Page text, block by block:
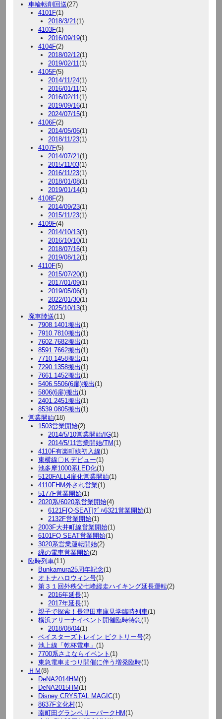
車輪転削回送(27)
4101F(1)
2018/3/21(1)
4103F(1)
2016/09/19(1)
4104F(2)
2018/02/12(1)
2019/02/11(1)
4105F(5)
2014/11/24(1)
2016/01/11(1)
2016/02/11(1)
2019/09/16(1)
2024/07/15(1)
4106F(2)
2014/05/06(1)
2018/11/23(1)
4107F(5)
2014/07/21(1)
2015/11/03(1)
2016/11/23(1)
2018/01/08(1)
2019/01/14(1)
4108F(2)
2014/09/23(1)
2015/11/23(1)
4109F(4)
2014/10/13(1)
2016/10/10(1)
2018/07/16(1)
2019/08/12(1)
4110F(5)
2015/07/20(1)
2017/01/09(1)
2019/05/06(1)
2022/01/30(1)
2025/10/13(1)
廃車陸送(11)
7908.1401搬出(1)
7910.7810搬出(1)
7602.7682搬出(1)
8591.7662搬出(1)
7710.1458搬出(1)
7290.1358搬出(1)
7661.1452搬出(1)
5406.5506(6扉)搬出(1)
5806(6扉)搬出(1)
2401.2451搬出(1)
8539.0805搬出(1)
営業開始(18)
1503営業開始(2)
2014/5/10営業開始/IG(1)
2014/5/11営業開始/TM(1)
4110F有楽町線初入線(1)
東横線〇Ｋデビュー(1)
池多摩1000系LED化(1)
5120FALL4扉化営業開始(1)
4110FHM外され営業(1)
5177F営業開始(1)
2020系/6020系営業開始(4)
6121F[Q-SEAT]ﾃﾞﾊ6321営業開始(1)
2132F営業開始(1)
2003F大井町線営業開始(1)
6101FQ SEAT営業開始(1)
3020系営業運転開始(2)
緑の電車営業開始(2)
臨時列車(11)
Bunkamura25周年記念(1)
オトナハロウィン号(1)
第３１回外秩父七峰縦走ハイキング延長運転(2)
2016年延長(1)
2017年延長(1)
親子で探索！長津田車庫見学臨時列車(1)
横浜アリーナイベント開催臨時特急(1)
2018/08/04(1)
ベイスターズトレイン ビクトリー号(2)
池上線「乾杯電車」 (1)
7700系さよならイベント (1)
東急電車まつり開催に伴う増発臨時(1)
ＨＭ(8)
DeNA2014HM(1)
DeNA2015HM(1)
Disney CRYSTAL MAGIC(1)
8637F文化村(1)
南町田グランベリーパークHM(1)